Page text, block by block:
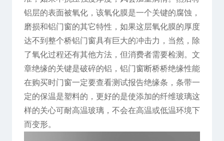
铝层的表面被氧化，该氧化膜是一个关键的腐蚀，
磨损和铝门窗的其它特性，如果这层氧化膜的厚度
达不到整个桥铝门窗具有巨大的冲击力，当然，除
了氧化过程还有其他方法，但消费者需要检测。文
章绝缘的关键是破碎的铝，铝门窗断桥桥绝缘性能
在购买时门窗一定要查看测试报告绝缘条，条带一
定的保温是塑料的，更好的是使添加的纤维玻璃这
样的关心可耐高温玻璃，不会在高温或低温环境下
而变形。